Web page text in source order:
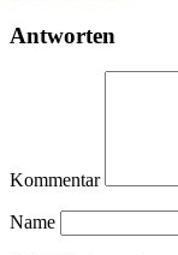
Antworten
Kommentar
Name